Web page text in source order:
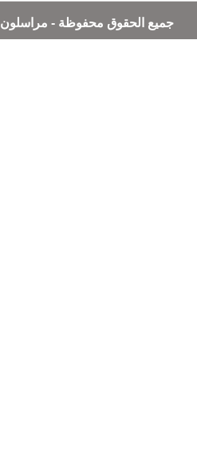
جميع الحقوق محفوظة - مراسلون